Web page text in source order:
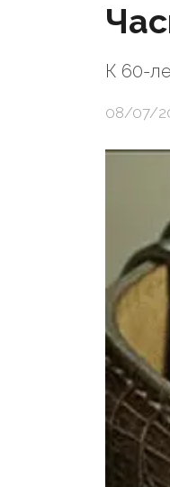
К 60-
08/07/